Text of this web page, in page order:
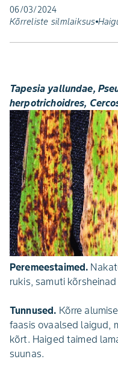
06/03/2024
Kõrreliste silmlaiksus
Tapesia yallundae,
herpotrichoidres,
Peremeestaimed.
rukis, samuti
Tunnused. Kõrre
faasis ovaalsed laigud,
kõrt. Haiged taimed
suunas.